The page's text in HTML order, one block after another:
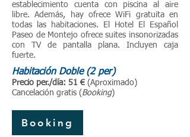
establecimiento cuenta con piscina al aire
libre. Además, hay ofrece WiFi gratuita en
todas las habitaciones. El Hotel El Español
Paseo de Montejo ofrece suites insonorizadas
con TV de pantalla plana. Incluyen caja
fuerte.
Habitación Doble (2 per)
Precio per./día: 51 € (Aproximado)
Cancelación gratis ( Booking)
Booking